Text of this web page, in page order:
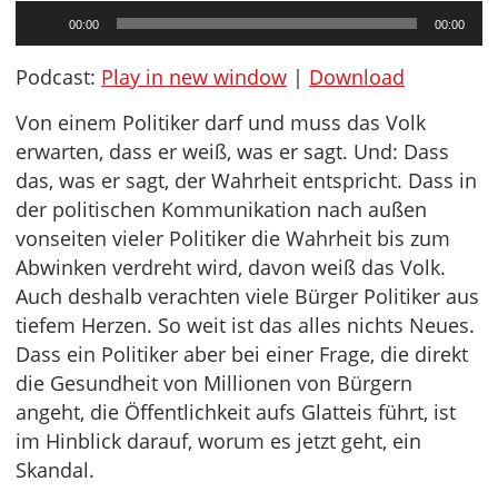
Audio-
Player
00:00 00:00
Podcast: Play in new window | Download
Von einem Politiker darf und muss das Volk
erwarten, dass er weiß, was er sagt. Und: Dass
das, was er sagt, der Wahrheit entspricht. Dass in
der politischen Kommunikation nach außen
vonseiten vieler Politiker die Wahrheit bis zum
Abwinken verdreht wird, davon weiß das Volk.
Auch deshalb verachten viele Bürger Politiker aus
tiefem Herzen. So weit ist das alles nichts Neues.
Dass ein Politiker aber bei einer Frage, die direkt
die Gesundheit von Millionen von Bürgern
angeht, die Öffentlichkeit aufs Glatteis führt, ist
im Hinblick darauf, worum es jetzt geht, ein
Skandal.